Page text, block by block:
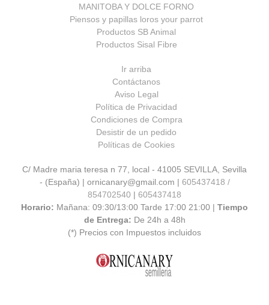
MANITOBA Y DOLCE FORNO
Piensos y papillas loros your parrot
Productos SB Animal
Productos Sisal Fibre
Ir arriba
Contáctanos
Aviso Legal
Política de Privacidad
Condiciones de Compra
Desistir de un pedido
Políticas de Cookies
C/ Madre maria teresa n 77, local - 41005 SEVILLA, Sevilla
- (España) | ornicanary@gmail.com | 605437418 /
854702540 | 605437418
Horario: Mañana: 09:30/13:00 Tarde 17:00 21:00 | Tiempo
de Entrega: De 24h a 48h
(*) Precios con Impuestos incluidos